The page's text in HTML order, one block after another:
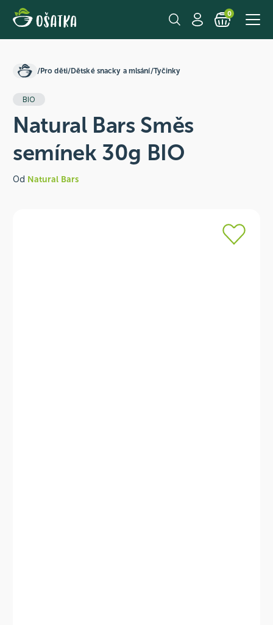
0
/Pro děti/Dětské snacky a mlsání/Tyčinky
BIO
Natural Bars Směs
semínek 30g BIO
Od Natural Bars